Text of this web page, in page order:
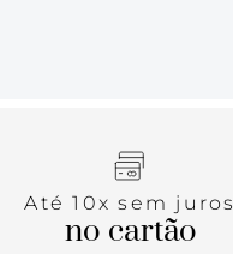
Até 10x sem juros
no cartão